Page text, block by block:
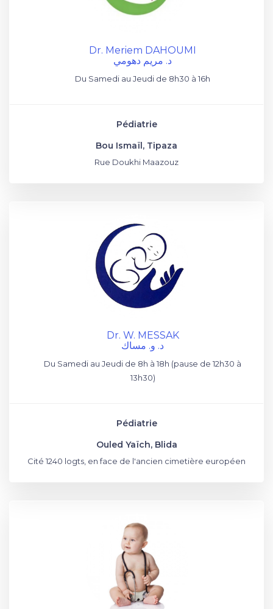
Dr. Meriem DAHOUMI
د. مريم دهومي
Du Samedi au Jeudi de 8h30 à 16h
Pédiatrie
Bou Ismaïl, Tipaza
Rue Doukhi Maazouz
Dr. W. MESSAK
د. و. مساك
Du Samedi au Jeudi de 8h à 18h (pause de 12h30 à
13h30)
Pédiatrie
Ouled Yaïch, Blida
Cité 1240 logts, en face de l'ancien cimetière européen